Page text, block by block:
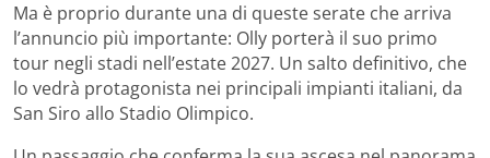
Ma è proprio durante una di queste serate che arriva
l’annuncio più importante: Olly porterà il suo primo
tour negli stadi nell’estate 2027. Un salto definitivo, che
lo vedrà protagonista nei principali impianti italiani, da
San Siro allo Stadio Olimpico.